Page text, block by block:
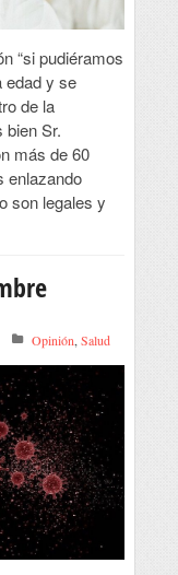
“si pudiéramos
edad y se
de la
bien Sr.
más de 60
enlazando
son legales y
Opinión, Salud